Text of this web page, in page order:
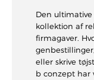
Den
kollektion af
firmagaver.
eller skrive
b conzept har